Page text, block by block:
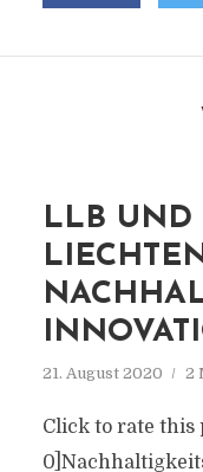
LLB UND
21. August 2020 2
Click to rate this